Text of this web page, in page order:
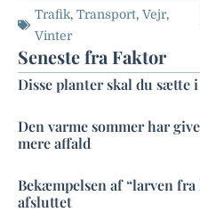
Trafik, Transport, Vejr,
Vinter
Seneste fra Faktor
Disse planter skal du sætte
Den varme sommer har
mere affald
Bekæmpelsen af “larven fra
afsluttet